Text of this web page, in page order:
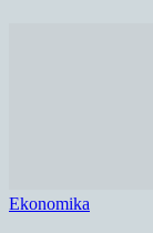
Ekonomika